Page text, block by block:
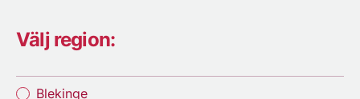
Välj region:
Blekinge